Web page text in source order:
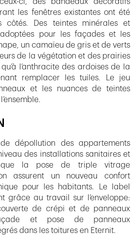
les fenêtres existantes ont été
côtés. Des teintes minérales et
pour les façades et les
un camaïeu de gris et de verts
de la végétation et des prairies
l’anthracite des ardoises de la
remplacer les tuiles. Le jeu
et les nuances de teintes
dépollution des appartements
des installations sanitaires et
que la pose de triple vitrage
assurent un nouveau confort
pour les habitants. Le label
grâce au travail sur l’enveloppe:
de crépi et de panneaux
et pose de panneaux
dans les toitures en Eternit.